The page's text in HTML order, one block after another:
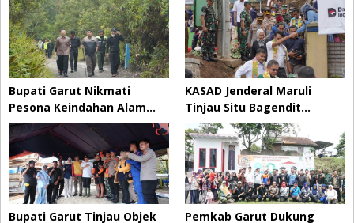
Bupati Garut Nikmati
Pesona Keindahan Alam…
KASAD Jenderal Maruli
Tinjau Situ Bagendit…
Bupati Garut Tinjau Objek Pemkab Garut Dukung